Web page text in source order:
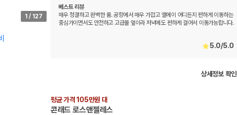
1 / 127
베스트 리뷰
매우 청결하고 완벽한 룸. 공항에서 매우 가깝고 엘에이 어디든지 편하게 이동하는
중심가이면서도 안전하고 고급몰 옆이라 저녁에도 편하게 걸어서 이동가능합니다.
5.0/5.0
상세정보 확인
평균 가격 105만원 대
콘래드 로스앤젤레스